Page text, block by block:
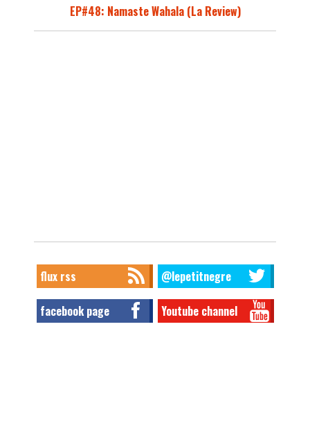
EP#48: Namaste Wahala (La Review)
flux rss @lepetitnegre
facebook page Youtube channel